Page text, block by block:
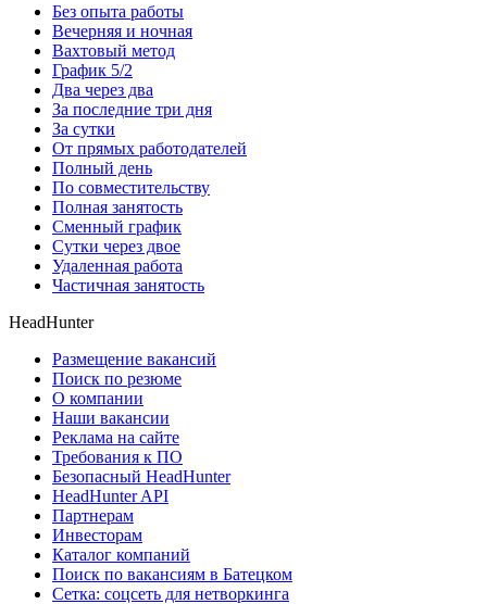
Без опыта работы
Вечерняя и ночная
Вахтовый метод
График 5/2
Два через два
За последние три дня
За сутки
От прямых работодателей
Полный день
По совместительству
Полная занятость
Сменный график
Сутки через двое
Удаленная работа
Частичная занятость
HeadHunter
Размещение вакансий
Поиск по резюме
О компании
Наши вакансии
Реклама на сайте
Требования к ПО
Безопасный HeadHunter
HeadHunter API
Партнерам
Инвесторам
Каталог компаний
Поиск по вакансиям в Батецком
Сетка: соцсеть для нетворкинга